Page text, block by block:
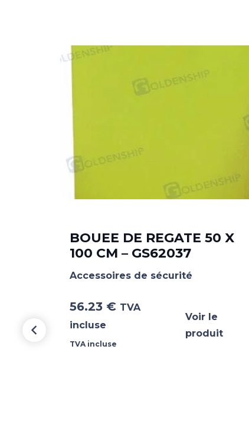
BOUEE DE REGATE 50 X
100 CM – GS62037
Accessoires de sécurité
56.23 € TVA
incluse
TVA incluse
Voir le
produit